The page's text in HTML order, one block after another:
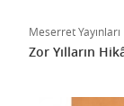
Meserret Yayınları
Zor Yılların